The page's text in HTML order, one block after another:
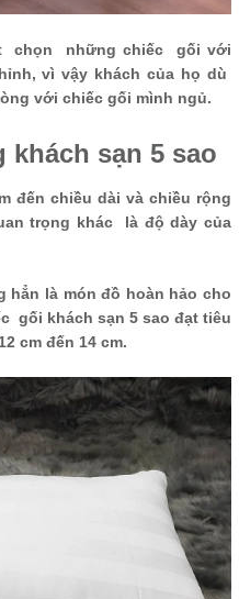
chọn những chiếc gối với
vì vậy khách của họ dù
với chiếc gối mình ngủ.
sạn 5 sao
đến chiều dài và chiều rộng
trọng khác là độ dày của
hẳn là món đồ hoàn hảo cho
gối khách sạn 5 sao đạt tiêu
cm đến 14 cm.